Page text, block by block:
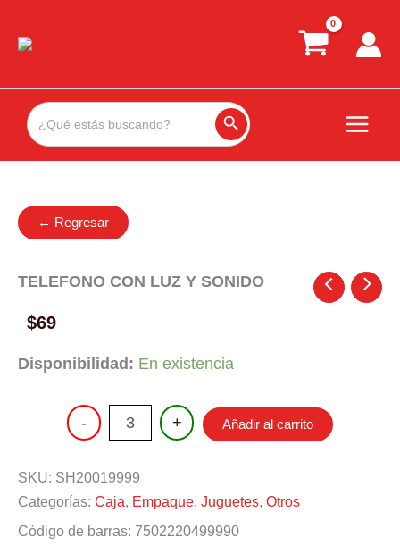
Search
for:
← Regresar
TELEFONO CON LUZ Y SONIDO
$69
Disponibilidad: En existencia
-
TELEFONO
CON
SONIDO
cantidad
+ Añadir al carrito
SKU: SH20019999
Categorías: Caja, Empaque, Juguetes, Otros
Código de barras: 7502220499990